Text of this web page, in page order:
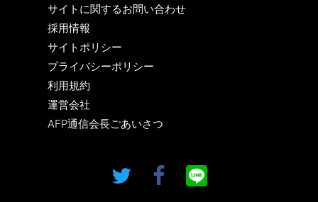
サイトに関するお問い合わせ
採用情報
サイトポリシー
プライバシーポリシー
利用規約
運営会社
AFP通信会長ごあいさつ